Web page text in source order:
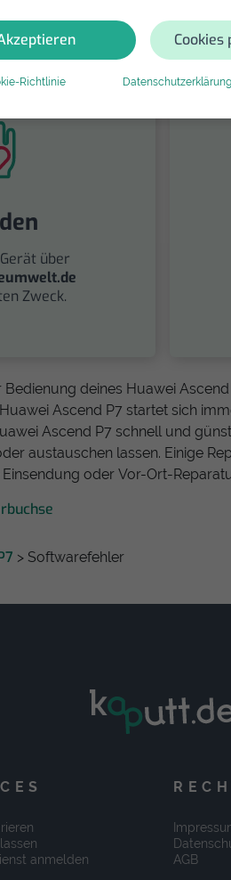
Richtlinie Datenschutzerklärung
Videoanleitung selbst. Ersatzteile
über
Zweck.
deines Huawei
Ascend P7 startet sich
Ascend P7 schnell und
austauschen lassen. Einige
oder Vor-Ort-
> Softwarefehler
anmelden
AGB